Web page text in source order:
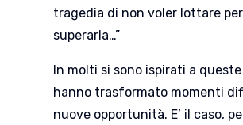
tragedia di non voler lottare per
superarla…”
In molti si sono ispirati a queste
hanno trasformato momenti
nuove opportunità. E’ il caso,